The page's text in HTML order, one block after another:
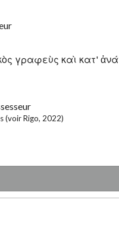
γραφεὺς καὶ κατ'
(voir Rigo, 2022)